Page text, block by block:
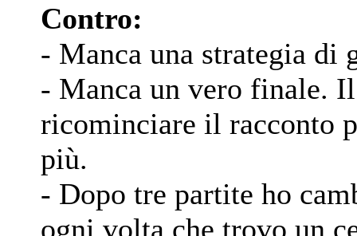
Contro:
- Manca una strategia di
- Manca un vero finale.
ricominciare il racconto
più.
- Dopo tre partite ho
ogni volta che trovo un